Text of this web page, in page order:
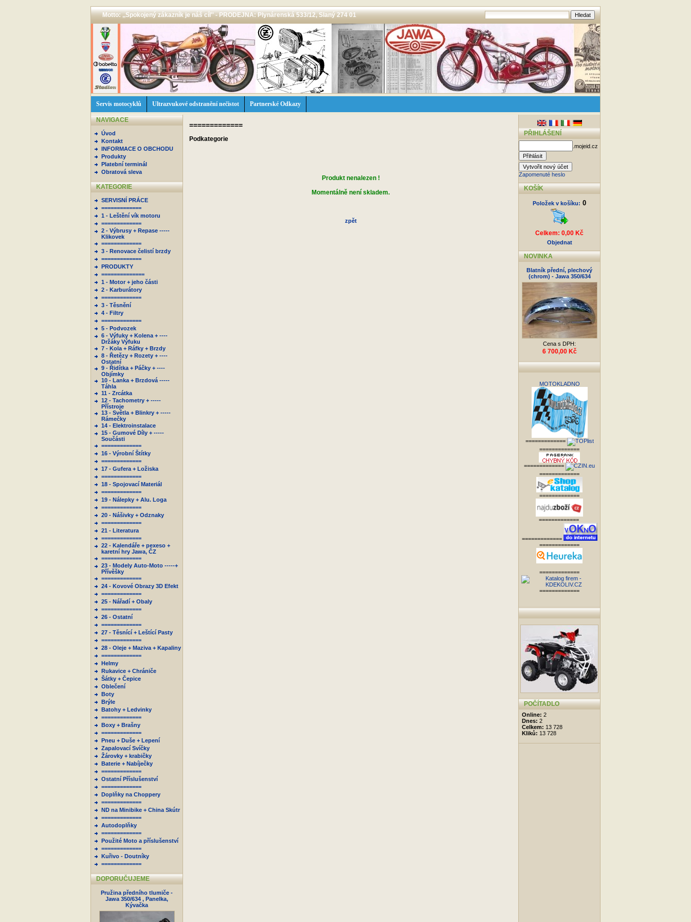
Motto: ,,Spokojený zákazník je náš cíl'' - PRODEJNA: Plynárenská 533/12, Slaný 274 01
Servis motocyklů Ultrazvukové odstranění nečistot Partnerské Odkazy
NAVIGACE
Úvod
Kontakt
INFORMACE O OBCHODU
Produkty
Platební terminál
Obratová sleva
KATEGORIE
SERVISNÍ PRÁCE
=============
1 - Leštění vík motoru
=============
2 - Výbrusy + Repase -----
Klikovek
=============
3 - Renovace čelistí brzdy
=============
PRODUKTY
==============
1 - Motor + jeho části
2 - Karburátory
=============
3 - Těsnění
4 - Filtry
=============
5 - Podvozek
6 - Výfuky + Kolena + ----
Držáky Výfuku
7 - Kola + Ráfky + Brzdy
8 - Řetězy + Rozety + ----
Ostatní
9 - Řidítka + Páčky + ----
Objímky
10 - Lanka + Brzdová -----
Táhla
11 - Zrcátka
12 - Tachometry + -----
Přístroje
13 - Světla + Blinkry + -----
Rámečky
14 - Elektroinstalace
15 - Gumové Díly + -----
Součásti
=============
16 - Výrobní Štítky
=============
17 - Gufera + Ložiska
=============
18 - Spojovací Materiál
=============
19 - Nálepky + Alu. Loga
=============
20 - Nášivky + Odznaky
=============
21 - Literatura
=============
22 - Kalendáře + pexeso +
karetní hry Jawa, ČZ
=============
23 - Modely Auto-Moto -----+
Přívěšky
=============
24 - Kovové Obrazy 3D Efekt
=============
25 - Nářadí + Obaly
=============
26 - Ostatní
=============
27 - Těsnící + Leštící Pasty
=============
28 - Oleje + Maziva + Kapaliny
=============
Helmy
Rukavice + Chrániče
Šátky + Čepice
Oblečení
Boty
Brýle
Batohy + Ledvinky
=============
Boxy + Brašny
=============
Pneu + Duše + Lepení
Zapalovací Svíčky
Žárovky + krabičky
Baterie + Nabíječky
=============
Ostatní Příslušenství
=============
Doplňky na Choppery
=============
ND na Minibike + China Skútr
=============
Autodoplňky
=============
Použité Moto a příslušenství
=============
Kuřivo - Doutníky
=============
DOPORUČUJEME
Pružina předního tlumiče -
Jawa 350/634 , Panelka,
Kývačka
=============
Podkategorie
Produkt nenalezen !
Momentálně není skladem.
zpět
PŘIHLÁŠENÍ
.mojeid.cz
Zapomenuté heslo
KOŠÍK
Položek v košíku: 0
Celkem: 0,00 Kč
Objednat
NOVINKA
Blatník přední, plechový
(chrom) - Jawa 350/634
Cena s DPH:
6 700,00 Kč
MOTOKLADNO
=============
=============
=============
=============
=============
=============
=============
=============
=============
=============
POČÍTADLO
Online: 2
Dnes: 2
Celkem: 13 728
Kliků: 13 728